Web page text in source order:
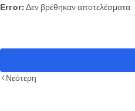
Error:Δεν βρέθηκαν αποτελέσματα
Νεότερη